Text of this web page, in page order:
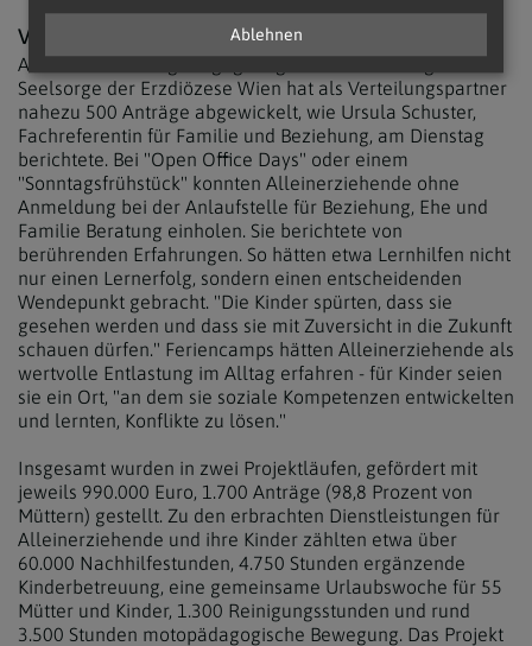
VERTEILUNGSPARTNER ERZDIÖZESE WIEN
Auch die Abteilung "begegnung.Leben" der kategorialen
Seelsorge der Erzdiözese Wien hat als Verteilungspartner
nahezu 500 Anträge abgewickelt, wie Ursula Schuster,
Fachreferentin für Familie und Beziehung, am Dienstag
berichtete. Bei "Open Office Days" oder einem
"Sonntagsfrühstück" konnten Alleinerziehende ohne
Anmeldung bei der Anlaufstelle für Beziehung, Ehe und
Familie Beratung einholen. Sie berichtete von
berührenden Erfahrungen. So hätten etwa Lernhilfen nicht
nur einen Lernerfolg, sondern einen entscheidenden
Wendepunkt gebracht. "Die Kinder spürten, dass sie
gesehen werden und dass sie mit Zuversicht in die Zukunft
schauen dürfen." Feriencamps hätten Alleinerziehende als
wertvolle Entlastung im Alltag erfahren - für Kinder seien
sie ein Ort, "an dem sie soziale Kompetenzen entwickelten
und lernten, Konflikte zu lösen."
Insgesamt wurden in zwei Projektläufen, gefördert mit
jeweils 990.000 Euro, 1.700 Anträge (98,8 Prozent von
Müttern) gestellt. Zu den erbrachten Dienstleistungen für
Alleinerziehende und ihre Kinder zählten etwa über
60.000 Nachhilfestunden, 4.750 Stunden ergänzende
Kinderbetreuung, eine gemeinsame Urlaubswoche für 55
Mütter und Kinder, 1.300 Reinigungsstunden und rund
3.500 Stunden motopädagogische Bewegung. Das Projekt
Ablehnen